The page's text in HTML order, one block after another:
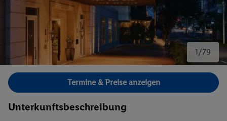
1/79
Bild 1 von 79.
Termine & Preise anzeigen
Unterkunftsbeschreibung